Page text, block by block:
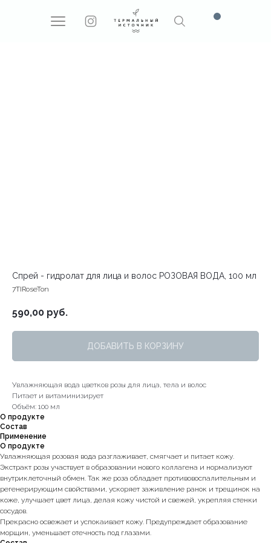
Поиск
Спрей - гидролат для лица и волос РОЗОВАЯ ВОДА, 100 мл
7TIRoseTon
590,00 руб.
ДОБАВИТЬ В КОРЗИНУ
Увлажняющая вода цветков розы для лица, тела и волос
Питает и витаминизирует
Объём: 100 мл
О продукте
Состав
Применение
О продукте
Увлажняющая розовая вода разглаживает, смягчает и питает кожу.
Экстракт розы участвует в образовании нового коллагена и нормализуют
внутриклеточный обмен. Так же роза обладает противовоспалительным и
регенерирующим свойствами, ускоряет заживление ранок и трещинок на
коже, улучшает цвет лица, делая кожу чистой и свежей, укрепляя стенки
сосудов.
Прекрасно освежает и успокаивает кожу. Предупреждает образование
морщин, уменьшает отечность под глазами.